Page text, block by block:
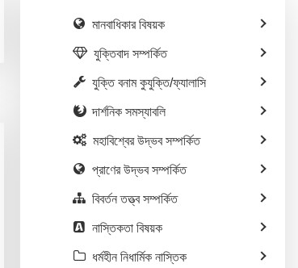
মানবাধিকার বিষয়ক
যুক্তিবাদ সম্পর্কিত
যুক্তি বনাম কুযুক্তি/ফ্যালাসি
দার্শনিক সমস্যাবলি
মহাবিশ্বের উদ্ভব সম্পর্কিত
প্রাণের উদ্ভব সম্পর্কিত
বিবর্তন তত্ত্ব সম্পর্কিত
নাস্তিকতা বিষয়ক
ধর্মহীন নিধার্মিক নাস্তিক